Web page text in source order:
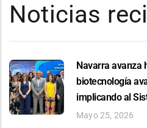
Noticias
Navarra avanza
biotecnología
implicando al
Mayo 25, 2026